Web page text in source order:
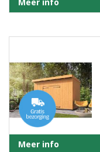
Meer info